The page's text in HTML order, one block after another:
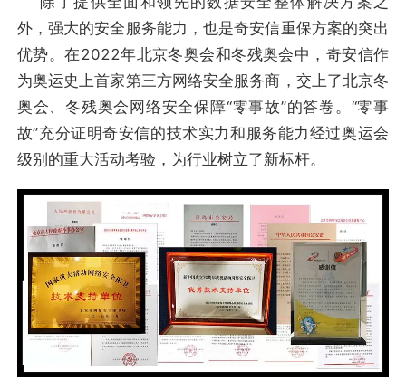
外，强大的安全服务能力，也是奇安信重保方案的突出
优势。在2022年北京冬奥会和冬残奥会中，奇安信作
为奥运史上首家第三方网络安全服务商，交上了北京冬
奥会、冬残奥会网络安全保障“零事故”的答卷。“零事
故”充分证明奇安信的技术实力和服务能力经过奥运会
级别的重大活动考验，为行业树立了新标杆。